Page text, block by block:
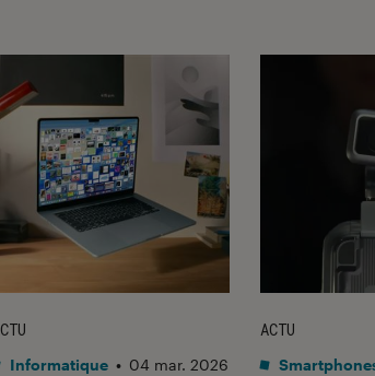
Informatique • 04 mar. 2026
ACTU